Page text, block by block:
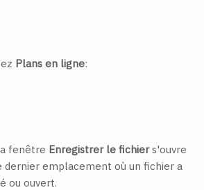
Plans en ligne:
fenêtre Enregistrer le fichiers'ouvre
dernier emplacement où un fichier a
ou ouvert.